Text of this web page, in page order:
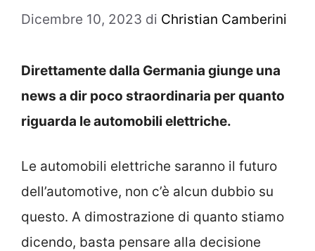
Dicembre 10, 2023 di Christian Camberini
Direttamente dalla Germania giunge una
news a dir poco straordinaria per quanto
riguarda le automobili elettriche.
Le automobili elettriche saranno il futuro
dell’automotive, non c’è alcun dubbio su
questo. A dimostrazione di quanto stiamo
dicendo, basta pensare alla decisione